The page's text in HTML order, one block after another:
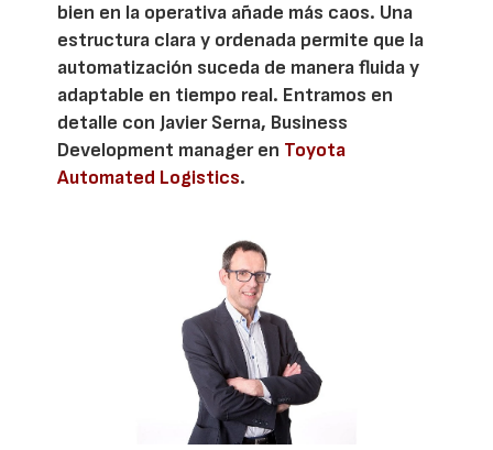
bien en la operativa añade más caos. Una
estructura clara y ordenada permite que la
automatización suceda de manera fluida y
adaptable en tiempo real. Entramos en
detalle con Javier Serna, Business
Development manager en Toyota
Automated Logistics.